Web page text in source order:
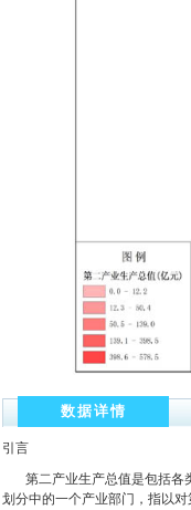
数据详情
引言
第二产业生产总值是包括各
划分中的一个产业部门，指以